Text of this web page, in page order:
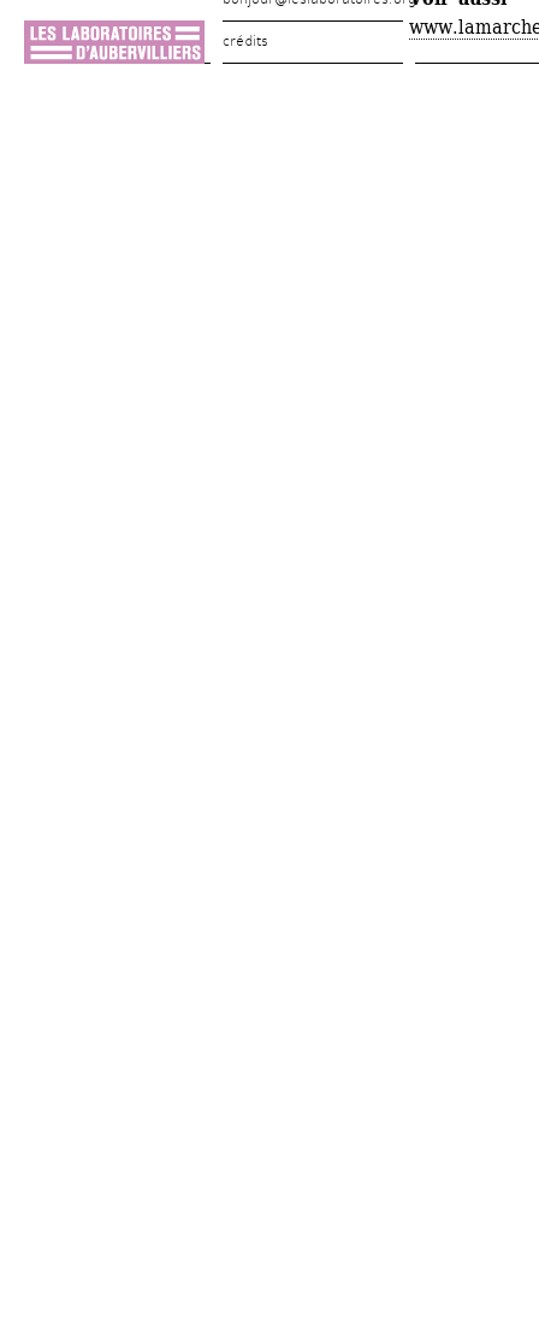
crédits